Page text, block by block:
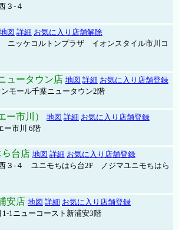
３-４
地図 詳細 お気に入り店舗解除
ニッケコルトンプラザ イオンスタイル市川コ
ュータウン店 地図 詳細 お気に入り店舗登録
モール千葉ニュータウン2階
ー市川） 地図 詳細 お気に入り店舗登録
ー市川 6階
ら台店 地図 詳細 お気に入り店舗登録
３-４ ユニモちはら台2F ノジマユニモちはら
安店 地図 詳細 お気に入り店舗登録
1ニューコースト新浦安3階